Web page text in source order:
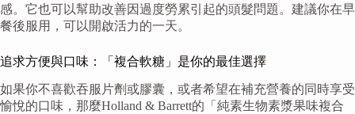
感。它也可以幫助改善因過度勞累引起的頭髮問題。建議你在早
餐後服用，可以開啟活力的一天。
追求方便與口味：「複合軟糖」是你的最佳選擇
如果你不喜歡吞服片劑或膠囊，或者希望在補充營養的同時享受
愉悅的口味，那麼Holland & Barrett的「純素生物素漿果味複合